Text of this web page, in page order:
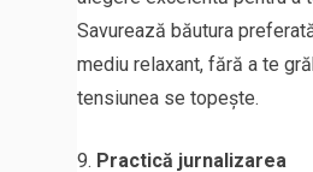
Savurează băutura
mediu relaxant, fără a te
tensiunea se topește.
Practică jurnalizarea